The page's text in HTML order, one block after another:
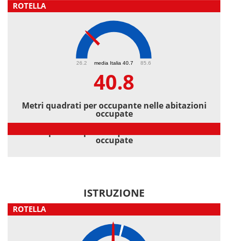
ROTELLA
media Italia 40.7
26.2 85.6
40.8
Metri quadrati per occupante nelle abitazioni
occupate
occupate
ISTRUZIONE
ROTELLA